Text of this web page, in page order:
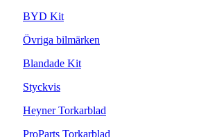
BYD Kit
Övriga bilmärken
Blandade Kit
Styckvis
Heyner Torkarblad
ProParts Torkarblad